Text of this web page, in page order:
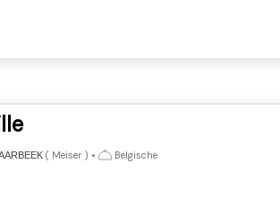
( Meiser) • Belgische